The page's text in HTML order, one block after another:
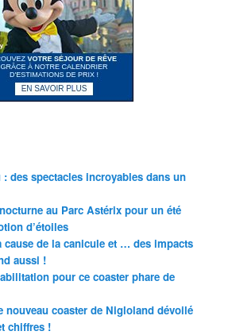
: des spectacles incroyables dans un
au Parc Astérix pour un été
d’étoiles
cause de la canicule et … des impacts
aussi !
pour ce coaster phare de
nouveau coaster de Nigloland dévoilé
chiffres !